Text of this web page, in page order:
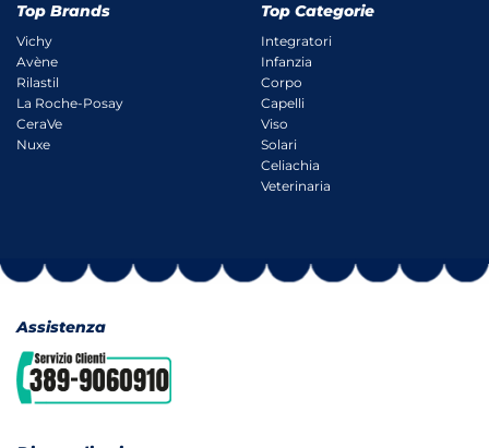
Top Brands
Vichy
Avène
Rilastil
La Roche-Posay
CeraVe
Nuxe
Top Categorie
Integratori
Infanzia
Corpo
Capelli
Viso
Solari
Celiachia
Veterinaria
Assistenza